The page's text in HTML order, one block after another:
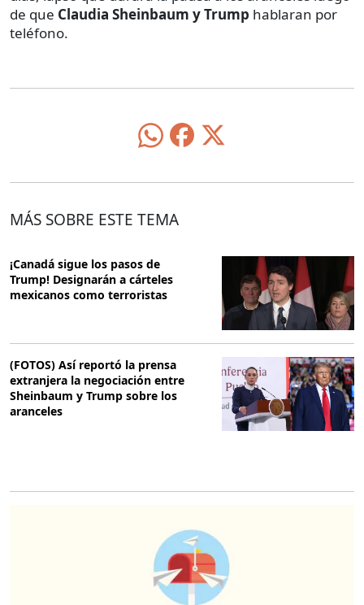
de que Claudia Sheinbaum y Trump hablaran por
teléfono.
MÁS SOBRE ESTE TEMA
¡Canadá sigue los pasos de
Trump! Designarán a cárteles
mexicanos como terroristas
(FOTOS) Así reportó la prensa
extranjera la negociación entre
Sheinbaum y Trump sobre los
aranceles